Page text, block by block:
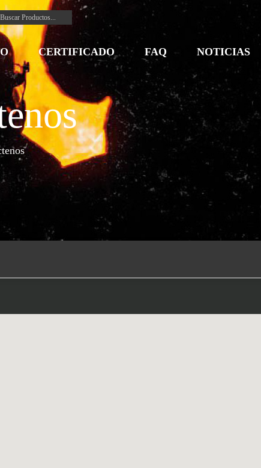
CERTIFICADO FAQ NOTICIAS